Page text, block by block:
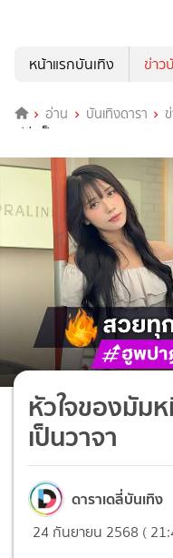
หน้าแรกบันเทิง
ข่าว
อ่าน บันเทิงดารา
เปล่งเป็นวาจา
หัวใจของมัม
เป็นวาจา
ดาราเดลี่บันเทิง
24 กันยายน 2568 (